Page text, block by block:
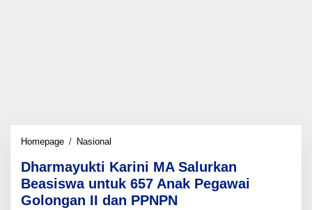
Homepage / Nasional
MA
Salurkan
Beasiswa
untuk
Dharmayukti Karini MA Salurkan
Beasiswa untuk 657 Anak Pegawai
Golongan II dan PPNPN